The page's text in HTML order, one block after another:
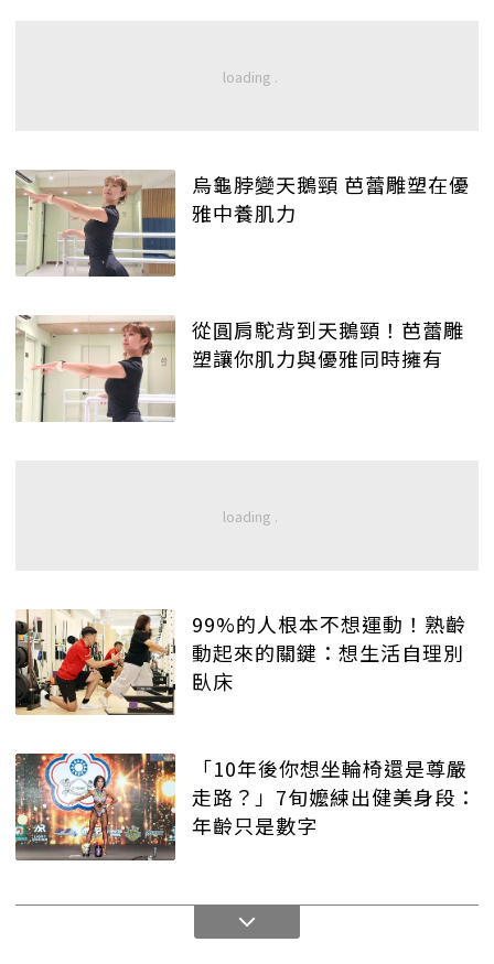
烏龜脖變天鵝頸 芭蕾雕塑在優
雅中養肌力
從圓肩駝背到天鵝頸！芭蕾雕
塑讓你肌力與優雅同時擁有
99%的人根本不想運動！熟齡
動起來的關鍵：想生活自理別
臥床
「10年後你想坐輪椅還是尊嚴
走路？」7旬嬤練出健美身段：
年齡只是數字